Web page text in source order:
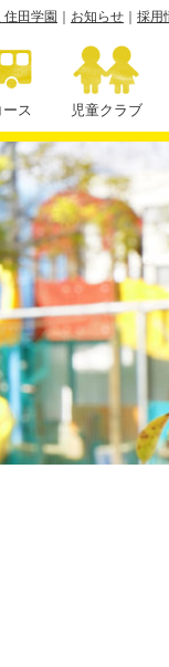
住田学園 お知らせ 採用
ス 児童クラブ